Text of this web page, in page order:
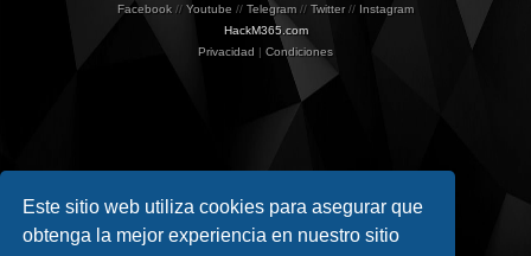
Este sitio web utiliza cookies para asegurar que
obtenga la mejor experiencia en nuestro sitio
Facebook // Youtube // Telegram // Twitter// Instagram
HackM365.com
Privacidad | Condiciones